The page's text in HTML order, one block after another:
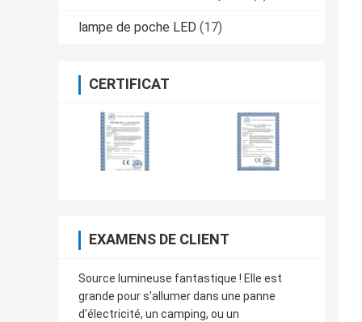
lampe de poche LED (17)
CERTIFICAT
EXAMENS DE CLIENT
Source lumineuse fantastique ! Elle est
grande pour s'allumer dans une panne
d'électricité, un camping, ou un